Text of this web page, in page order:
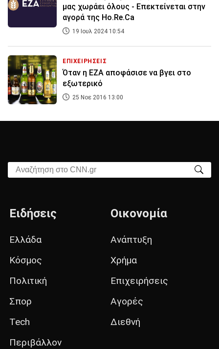
μας χωράει όλους - Επεκτείνεται στην
αγορά της Ho.Re.Ca
19 Ιουλ 2024 10:54
ΕΠΙΧΕΙΡΗΣΕΙΣ
Όταν η ΕΖΑ αποφάσισε να βγει στο
εξωτερικό
25 Νοε 2016 13:00
Αναζήτηση στο CNN.gr
Ειδήσεις
Ελλάδα
Κόσμος
Πολιτική
Σπορ
Tech
Περιβάλλον
Οικονομία
Ανάπτυξη
Χρήμα
Επιχειρήσεις
Αγορές
Διεθνή